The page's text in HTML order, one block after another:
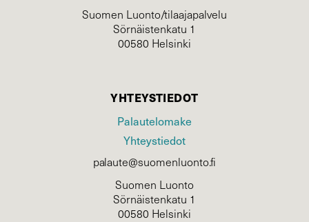
Suomen Luonto/tilaajapalvelu
Sörnäistenkatu 1
00580 Helsinki
YHTEYSTIEDOT
Palautelomake
Yhteystiedot
palaute@suomenluonto.fi
Suomen Luonto
Sörnäistenkatu 1
00580 Helsinki